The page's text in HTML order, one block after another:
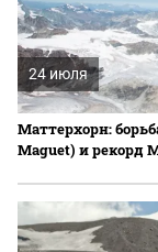
24 июля
Маттерхорн:
Maguet) и рекорд